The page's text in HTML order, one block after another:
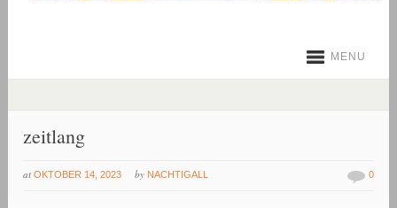
MENU
zeitlang
at OKTOBER 14, 2023 by NACHTIGALL 0